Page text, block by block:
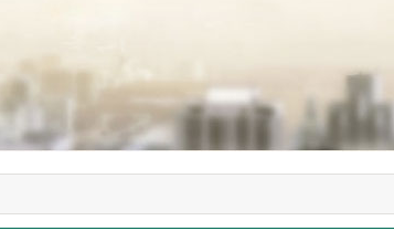
开大整形术